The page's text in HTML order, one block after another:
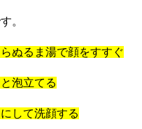
。
ぬるま湯で顔をすすぐ
泡立てる
して洗顔する